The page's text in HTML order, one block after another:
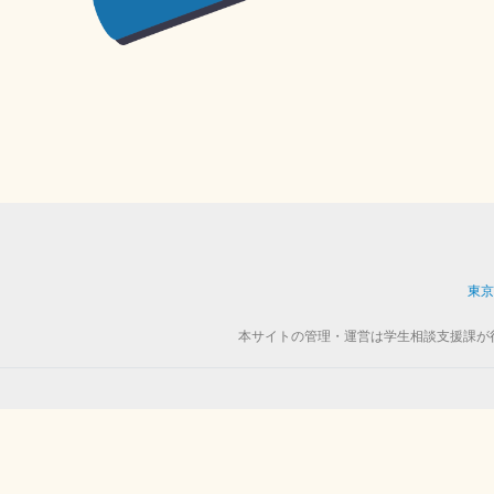
東
本サイトの管理・運営は学生相談支援課